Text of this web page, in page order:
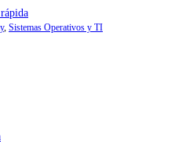
, Sistemas Operativos y TI